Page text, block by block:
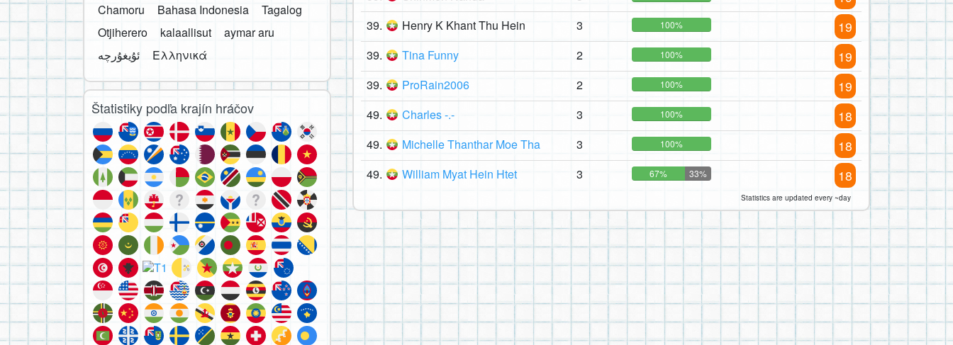
39. Henry K Khant Thu Hein 3 100% 19
39. Tina Funny 2 100% 19
39. ProRain2006 2 100% 19
49. Charles -.- 3 100% 18
49. Michelle Thanthar Moe Tha 3 100% 18
49. William Myat Hein Htet 3 67% 33% 18
Statistics are updated every ~day
Chamoru
Bahasa Indonesia
Tagalog
Otjiherero
kalaallisut
aymar aru
Ελληνικά
Štatistiky podľa krajín hráčov